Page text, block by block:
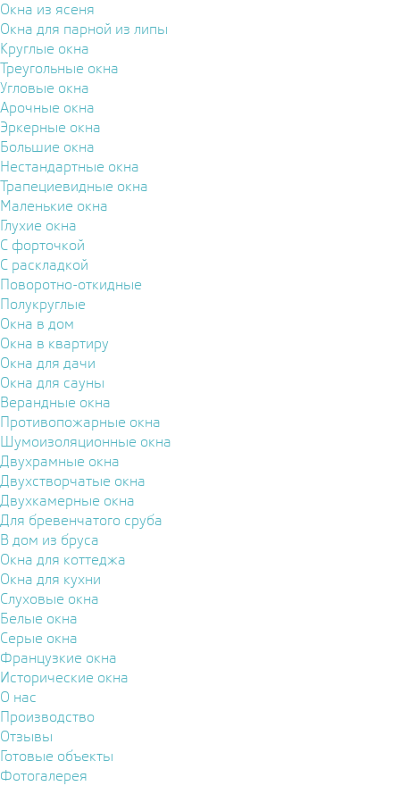
Окна из ясеня
Окна для парной из липы
Круглые окна
Треугольные окна
Угловые окна
Арочные окна
Эркерные окна
Большие окна
Нестандартные окна
Трапециевидные окна
Маленькие окна
Глухие окна
С форточкой
С раскладкой
Поворотно-откидные
Полукруглые
Окна в дом
Окна в квартиру
Окна для дачи
Окна для сауны
Верандные окна
Противопожарные окна
Шумоизоляционные окна
Двухрамные окна
Двухстворчатые окна
Двухкамерные окна
Для бревенчатого сруба
В дом из бруса
Окна для коттеджа
Окна для кухни
Слуховые окна
Белые окна
Серые окна
Французкие окна
Исторические окна
О нас
Производство
Отзывы
Готовые объекты
Фотогалерея